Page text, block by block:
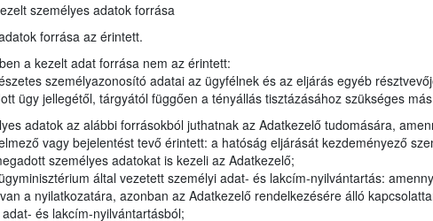
személyes adatok forrása
forrása az érintett.
a kezelt adat forrása nem az érintett:
személyazonosító adatai az ügyfélnek és az eljárás egyéb
ügy jellegétől, tárgyától függően a tényállás tisztázásához szükséges
adatok az alábbi forrásokból juthatnak az Adatkezelő tudomására,
vagy bejelentést tevő érintett: a hatóság eljárását kezdeményező
személyes adatokat is kezeli az Adatkezelő;
által vezetett személyi adat- és lakcím-nyilvántartás:
a nyilatkozatára, azonban az Adatkezelő rendelkezésére álló
és lakcím-nyilvántartásból;